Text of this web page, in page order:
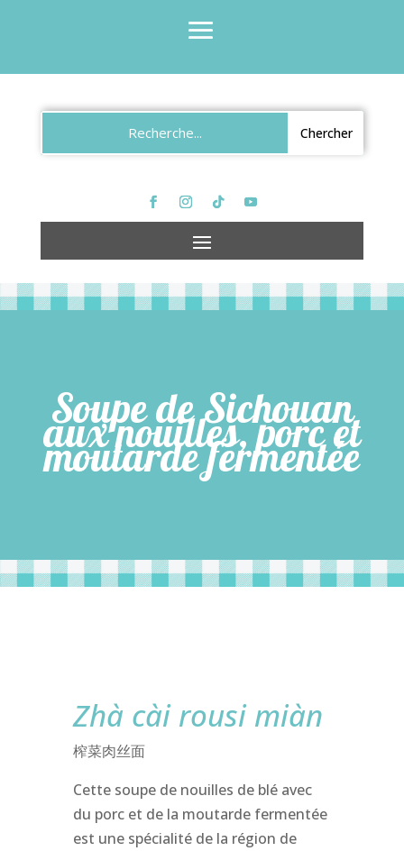
Soupe de Sichouan
aux nouilles, porc et
moutarde fermentée
Zhà cài rousi miàn
榨菜肉丝面
Cette soupe de nouilles de blé avec
du porc et de la moutarde fermentée
est une spécialité de la région de